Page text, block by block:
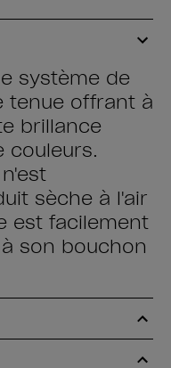
système de
tenue offrant à
brillance
couleurs.
sèche à l'air
est facilement
son bouchon